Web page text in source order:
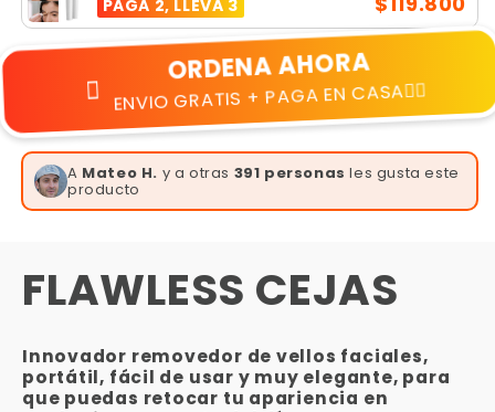
PAGA 2, LLEVA 3
ORDENA AHORA
ENVIO GRATIS + PAGA EN CASA👆🏻
A Mateo H. y a otras 391 personas les gusta este
producto
FLAWLESS CEJAS
Innovador removedor de vellos faciales,
portátil, fácil de usar y muy elegante, para
que puedas retocar tu apariencia en